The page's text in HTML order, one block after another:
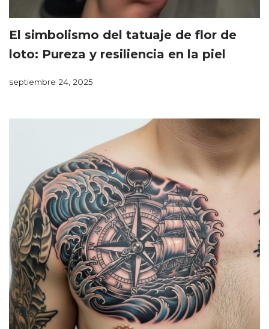
El simbolismo del tatuaje de flor de
loto: Pureza y resiliencia en la piel
septiembre 24, 2025